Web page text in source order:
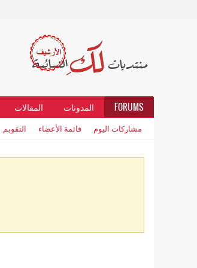
FORUMS المدونات المقالات
مشاركات اليوم قائمة الأعضاء التقويم